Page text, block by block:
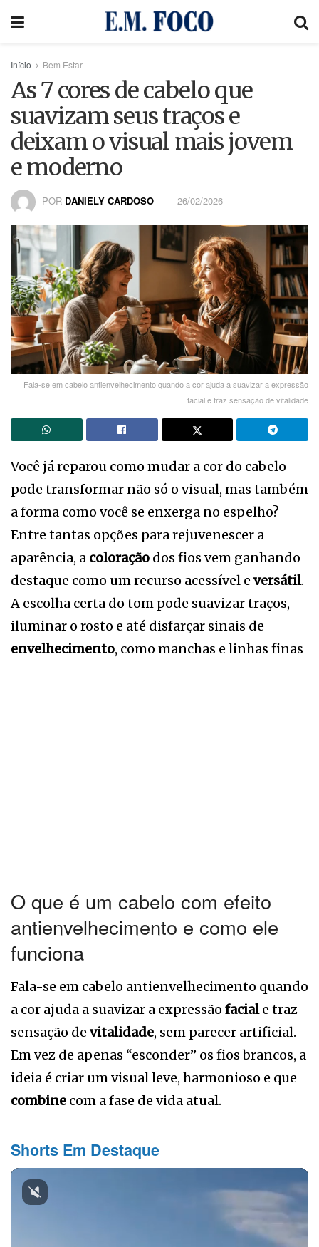
Início Bem Estar
As 7 cores de cabelo que
suavizam seus traços e
deixam o visual mais jovem
e moderno
POR DANIELY CARDOSO 26/02/2026
Fala-se em cabelo antienvelhecimento quando a cor ajuda a suavizar a expressão
facial e traz sensação de vitalidade
Você já reparou como mudar a cor do cabelo
pode transformar não só o visual, mas também
a forma como você se enxerga no espelho?
Entre tantas opções para rejuvenescer a
aparência, a coloração dos fios vem ganhando
destaque como um recurso acessível e versátil.
A escolha certa do tom pode suavizar traços,
iluminar o rosto e até disfarçar sinais de
envelhecimento, como manchas e linhas finas
O que é um cabelo com efeito
antienvelhecimento e como ele
funciona
Fala-se em cabelo antienvelhecimento quando
a cor ajuda a suavizar a expressão faciale traz
sensação de vitalidade, sem parecer artificial.
Em vez de apenas “esconder” os fios brancos, a
ideia é criar um visual leve, harmonioso e que
combine com a fase de vida atual.
Shorts Em Destaque